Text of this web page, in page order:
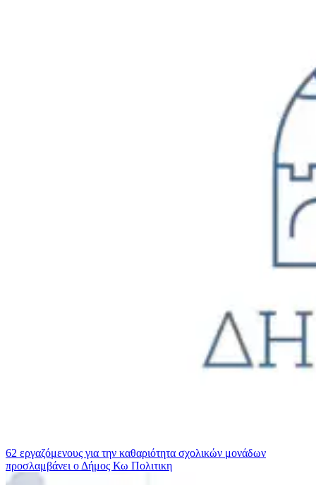
62 εργαζόμενους για την καθαριότητα σχολικών μονάδων
προσλαμβάνει ο Δήμος Κω Πολιτικη